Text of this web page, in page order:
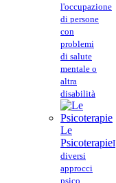
l'occupazione
di persone
con
problemi
di salute
mentale o
altra
disabilità
Le
PsicoterapieI
diversi
approcci
psico